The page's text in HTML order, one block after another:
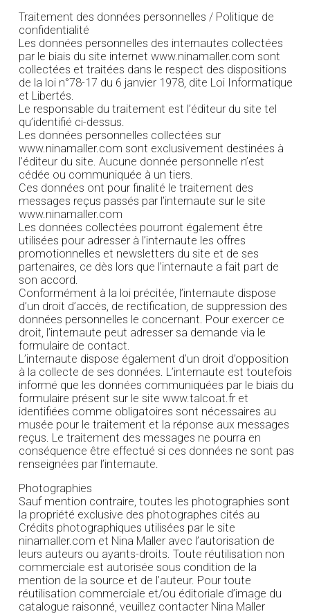
Traitement des données personnelles / Politique de
confidentialité
Les données personnelles des internautes collectées
par le biais du site internet www.ninamaller.com sont
collectées et traitées dans le respect des dispositions
de la loi n°78-17 du 6 janvier 1978, dite Loi Informatique
et Libertés.
Le responsable du traitement est l’éditeur du site tel
qu’identifié ci-dessus.
Les données personnelles collectées sur
www.ninamaller.com sont exclusivement destinées à
l’éditeur du site. Aucune donnée personnelle n’est
cédée ou communiquée à un tiers.
Ces données ont pour finalité le traitement des
messages reçus passés par l’internaute sur le site
www.ninamaller.com
Les données collectées pourront également être
utilisées pour adresser à l’internaute les offres
promotionnelles et newsletters du site et de ses
partenaires, ce dès lors que l’internaute a fait part de
son accord.
Conformément à la loi précitée, l’internaute dispose
d’un droit d’accès, de rectification, de suppression des
données personnelles le concernant. Pour exercer ce
droit, l’internaute peut adresser sa demande via le
formulaire de contact.
L’internaute dispose également d’un droit d’opposition
à la collecte de ses données. L’internaute est toutefois
informé que les données communiquées par le biais du
formulaire présent sur le site www.talcoat.fr et
identifiées comme obligatoires sont nécessaires au
musée pour le traitement et la réponse aux messages
reçus. Le traitement des messages ne pourra en
conséquence être effectué si ces données ne sont pas
renseignées par l’internaute.
Photographies
Sauf mention contraire, toutes les photographies sont
la propriété exclusive des photographes cités au
Crédits photographiques utilisées par le site
ninamaller.com et Nina Maller avec l’autorisation de
leurs auteurs ou ayants-droits. Toute réutilisation non
commerciale est autorisée sous condition de la
mention de la source et de l’auteur. Pour toute
réutilisation commerciale et/ou éditoriale d’image du
catalogue raisonné, veuillez contacter Nina Maller